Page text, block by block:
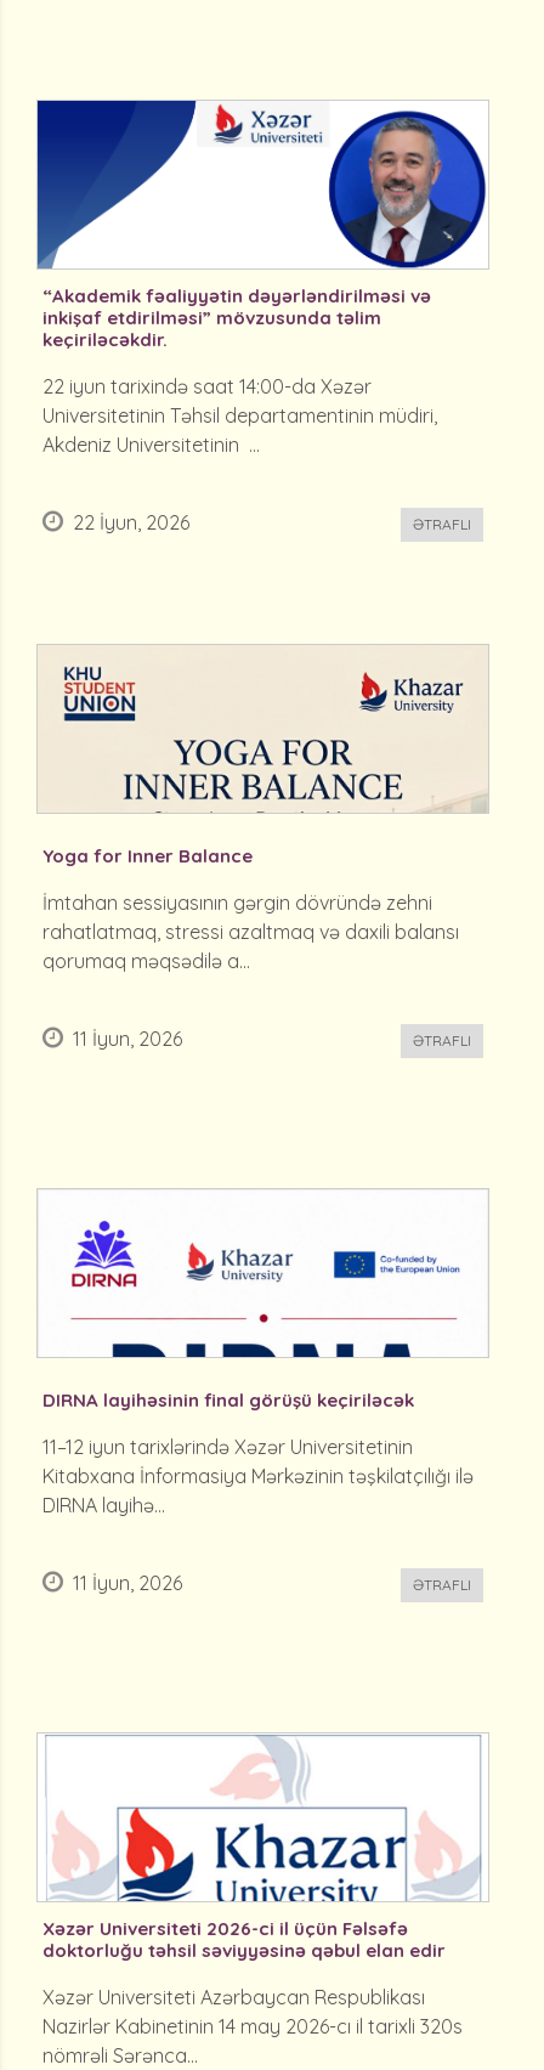
“Akademik fəaliyyətin dəyərləndirilməsi və
inkişaf etdirilməsi” mövzusunda təlim
keçiriləcəkdir.
22 iyun tarixində saat 14:00-da Xəzər
Universitetinin Təhsil departamentinin müdiri,
Akdeniz Universitetinin ...
22 İyun, 2026 ƏTRAFLI
Yoga for Inner Balance
İmtahan sessiyasının gərgin dövründə zehni
rahatlatmaq, stressi azaltmaq və daxili balansı
qorumaq məqsədilə a...
11 İyun, 2026 ƏTRAFLI
DIRNA layihəsinin final görüşü keçiriləcək
11–12 iyun tarixlərində Xəzər Universitetinin
Kitabxana İnformasiya Mərkəzinin təşkilatçılığı ilə
DIRNA layihə...
11 İyun, 2026 ƏTRAFLI
Xəzər Universiteti 2026-ci il üçün Fəlsəfə
doktorluğu təhsil səviyyəsinə qəbul elan edir
Xəzər Universiteti Azərbaycan Respublikası
Nazirlər Kabinetinin 14 may 2026-cı il tarixli 320s
nömrəli Sərənca...